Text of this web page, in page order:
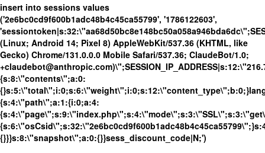
insert into sessions values
('2e6bc0cd9f600b1adc48b4c45ca55799', '1786122603',
(Linux; Android 14; Pixel 8) AppleWebKit/537.36 (KHTML, like
Gecko) Chrome/131.0.0.0 Mobile Safari/537.36; ClaudeBot/1.0;
{s:8:\"contents\";a:0:
{s:4:\"path\";a:1:{i:0;a:4:
{}}}s:8:\"snapshot\";a:0:{}}sess_discount_code|N;')